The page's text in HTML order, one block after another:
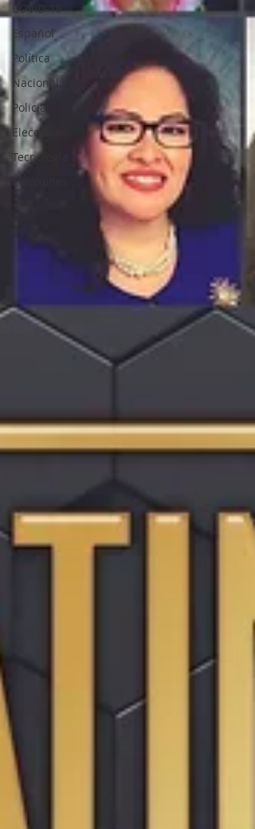
COVID-19
Español
Política
Nacional
Policial
Elecciones
Tecnología
Elecciones